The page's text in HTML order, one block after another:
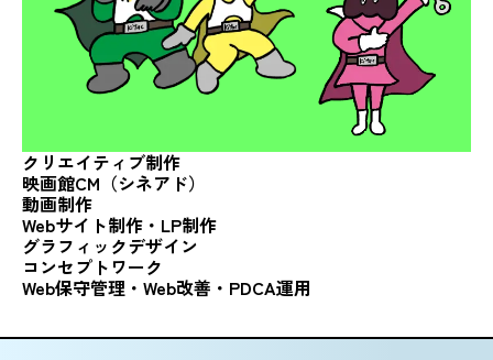
クリエイティブ制作
映画館CM（シネアド）
動画制作
Webサイト制作・LP制作
グラフィックデザイン
コンセプトワーク
Web保守管理・Web改善・ PDCA運用